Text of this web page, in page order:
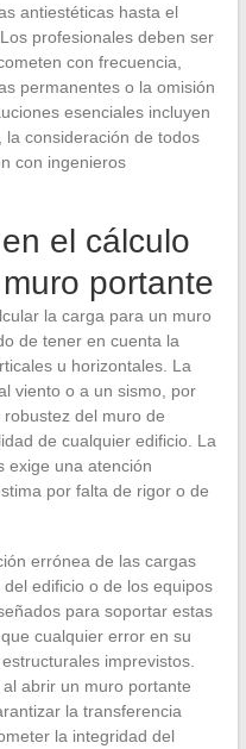
antiestéticas hasta el
profesionales deben ser
con frecuencia,
permanentes o la omisión
esenciales incluyen
la consideración de todos
con ingenieros
el cálculo
portante
la carga para un muro
de tener en cuenta la
u horizontales. La
viento o a un sismo, por
del muro de
de cualquier edificio. La
exige una atención
por falta de rigor o de
errónea de las cargas
edificio o de los equipos
para soportar estas
cualquier error en su
imprevistos.
abrir un muro portante
la transferencia
la integridad del